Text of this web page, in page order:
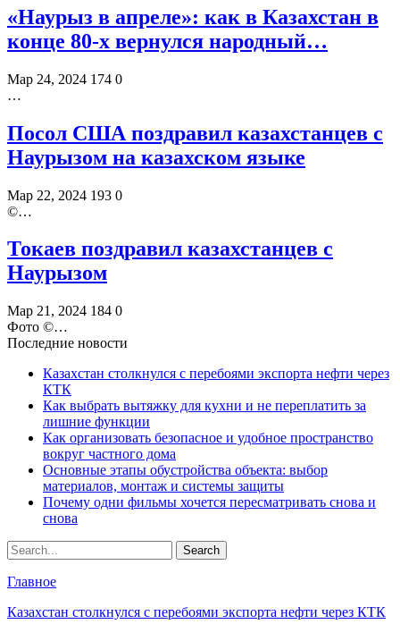
«Наурыз в апреле»: как в Казахстан в
конце 80-х вернулся народный…
Мар 24, 2024 174 0
…
Посол США поздравил казахстанцев с
Наурызом на казахском языке
Мар 22, 2024 193 0
©️…
Токаев поздравил казахстанцев с
Наурызом
Мар 21, 2024 184 0
Фото ©️…
Последние новости
Казахстан столкнулся с перебоями экспорта нефти через
КТК
Как выбрать вытяжку для кухни и не переплатить за
лишние функции
Как организовать безопасное и удобное пространство
вокруг частного дома
Основные этапы обустройства объекта: выбор
материалов, монтаж и системы защиты
Почему одни фильмы хочется пересматривать снова и
снова
Главное
Казахстан столкнулся с перебоями экспорта нефти через КТК